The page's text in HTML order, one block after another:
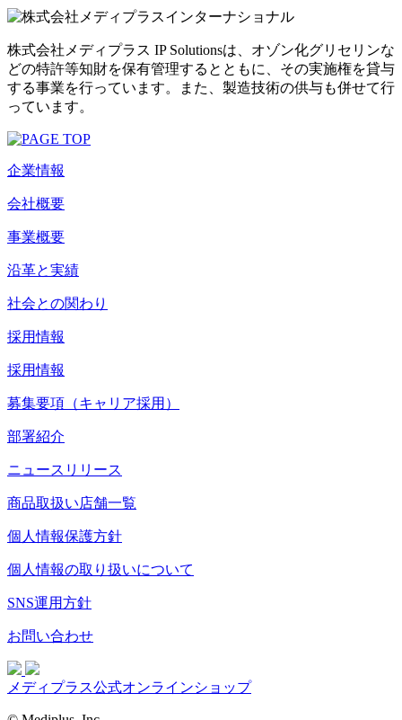
株式会社メディプラス IP Solutionsは、オゾン化グリセリンな
どの特許等知財を保有管理するとともに、その実施権を貸与
する事業を行っています。また、製造技術の供与も併せて行
っています。
企業情報
会社概要
事業概要
沿革と実績
社会との関わり
採用情報
採用情報
募集要項（キャリア採用）
部署紹介
ニュースリリース
商品取扱い店舗一覧
個人情報保護方針
個人情報の取り扱いについて
SNS運用方針
お問い合わせ
メディプラス公式オンラインショップ